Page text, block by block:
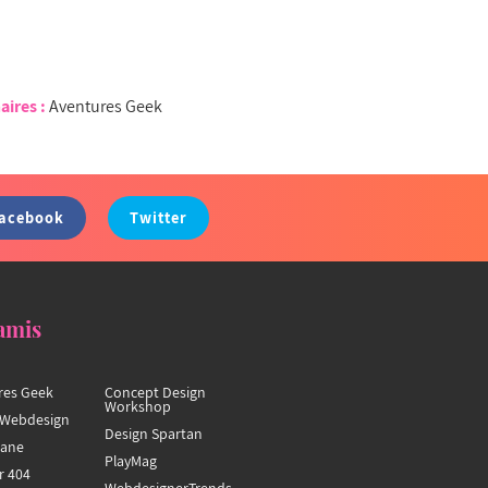
:Aventures Geek
Twitter
Geek
404
Concept Design
Workshop
Design Spartan
PlayMag